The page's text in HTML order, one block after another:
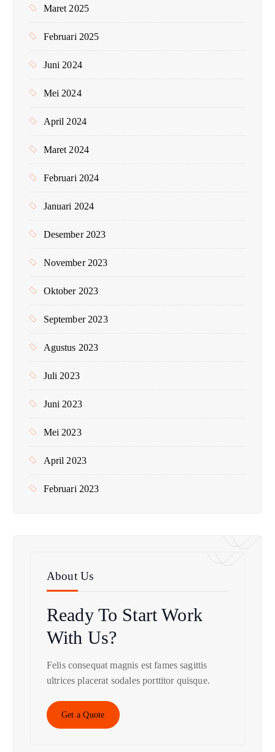
Maret 2025
Februari 2025
Juni 2024
Mei 2024
April 2024
Maret 2024
Februari 2024
Januari 2024
Desember 2023
November 2023
Oktober 2023
September 2023
Agustus 2023
Juli 2023
Juni 2023
Mei 2023
April 2023
Februari 2023
About Us
Ready To StartWork
With Us?
Felis consequat magnis est fames sagittis
ultrices placerat sodales porttitor quisque.
Get a Quote